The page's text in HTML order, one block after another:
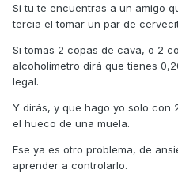
Si tu te encuentras a un amigo
tercia el tomar un par de
Si tomas 2 copas de cava, o 2
alcoholimetro dirá que tienes
legal.
Y dirás, y que hago yo solo con
el hueco de una muela.
Ese ya es otro problema, de
aprender a controlarlo.